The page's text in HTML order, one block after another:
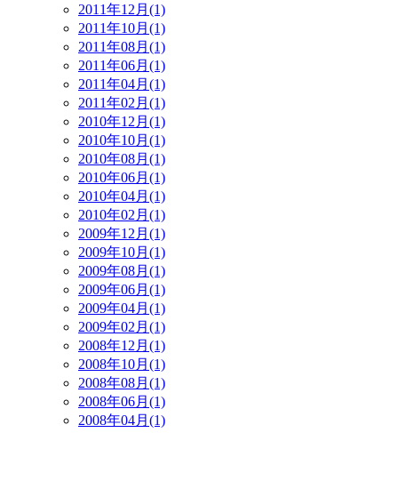
2011年12月(1)
2011年10月(1)
2011年08月(1)
2011年06月(1)
2011年04月(1)
2011年02月(1)
2010年12月(1)
2010年10月(1)
2010年08月(1)
2010年06月(1)
2010年04月(1)
2010年02月(1)
2009年12月(1)
2009年10月(1)
2009年08月(1)
2009年06月(1)
2009年04月(1)
2009年02月(1)
2008年12月(1)
2008年10月(1)
2008年08月(1)
2008年06月(1)
2008年04月(1)